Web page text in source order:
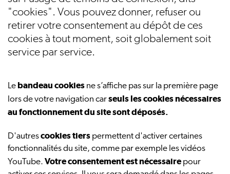
"cookies". Vous pouvez donner, refuser ou
retirer votre consentement au dépôt de ces
cookies à tout moment, soit globalement soit
service par service.
Le bandeau cookies ne s’affiche pas sur la première page
lors de votre navigation carseuls les cookies nécessaires
au fonctionnement du site sont déposés.
D'autrescookies tiers permettent d'activer certaines
fonctionnalités du site, comme par exemple les vidéos
YouTube. Votre consentement est nécessairepour